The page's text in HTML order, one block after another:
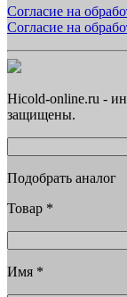
Согласие на
Согласие на
Hicold-online.ru -
защищены.
Подобрать аналог
Товар *
Имя *